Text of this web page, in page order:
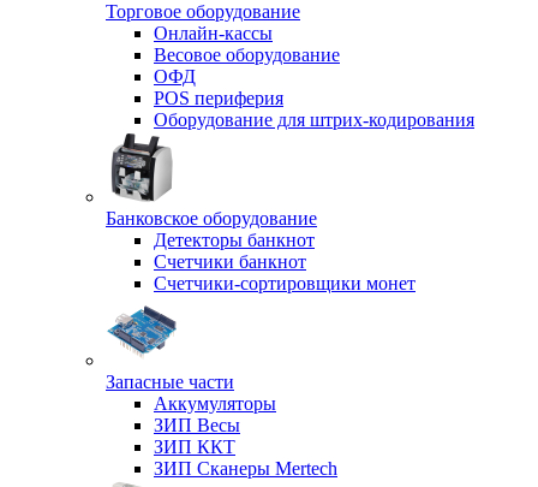
Торговое оборудование
Онлайн-кассы
Весовое оборудование
ОФД
POS периферия
Оборудование для штрих-кодирования
Банковское оборудование
Детекторы банкнот
Счетчики банкнот
Счетчики-сортировщики монет
Запасные части
Аккумуляторы
ЗИП Весы
ЗИП ККТ
ЗИП Сканеры Mertech